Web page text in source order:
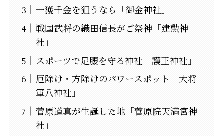
一獲千金を狙うなら「御金神社」
戦国武将の織田信長がご祭神「建勲神
社」
スポーツで足腰を守る神社「護王神社」
厄除け・方除けのパワースポット「大将
軍八神社」
菅原道真が生誕した地「菅原院天満宮神
社」